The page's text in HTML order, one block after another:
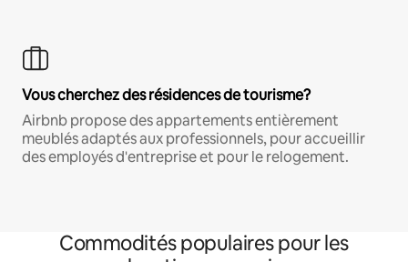
Vous cherchez des résidences de tourisme?
Airbnb propose des appartements entièrement
meublés adaptés aux professionnels, pour accueillir
des employés d'entreprise et pour le relogement.
Commodités populaires pour les